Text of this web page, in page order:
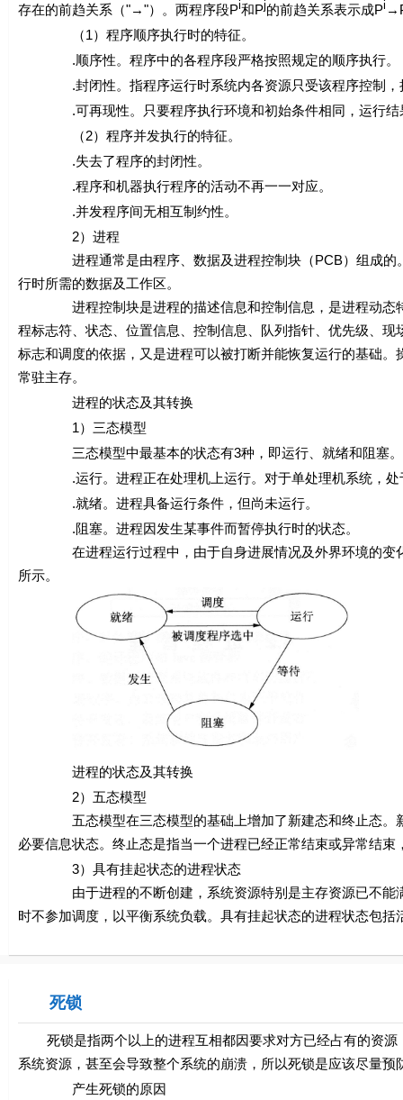
存在的前趋关系（"→"）。两程序段Pi和Pj的前趋关系表示成Pi →
（1）程序顺序执行时的特征。
.顺序性。程序中的各程序段严格按照规定的顺序执行。
.封闭性。指程序运行时系统内各资源只受该程序控制，
.可再现性。只要程序执行环境和初始条件相同，运行结
（2）程序并发执行的特征。
.失去了程序的封闭性。
.程序和机器执行程序的活动不再一一对应。
.并发程序间无相互制约性。
2）进程
进程通常是由程序、数据及进程控制块（PCB）组成的。
行时所需的数据及工作区。
进程控制块是进程的描述信息和控制信息，是进程动态特
程标志符、状态、位置信息、控制信息、队列指针、优先级、
标志和调度的依据，又是进程可以被打断并能恢复运行的基础
常驻主存。
进程的状态及其转换
1）三态模型
三态模型中最基本的状态有3种，即运行、就绪和阻塞。
.运行。进程正在处理机上运行。对于单处理机系统，处
.就绪。进程具备运行条件，但尚未运行。
.阻塞。进程因发生某事件而暂停执行时的状态。
在进程运行过程中，由于自身进展情况及外界环境的变化
所示。
进程的状态及其转换
2）五态模型
五态模型在三态模型的基础上增加了新建态和终止态。新
必要信息状态。终止态是指当一个进程已经正常结束或异常结
3）具有挂起状态的进程状态
由于进程的不断创建，系统资源特别是主存资源已不能满
时不参加调度，以平衡系统负载。具有挂起状态的进程状态包
死锁
死锁是指两个以上的进程互相都因要求对方已经占有的资源
系统资源，甚至会导致整个系统的崩溃，所以死锁是应该尽量预
产生死锁的原因